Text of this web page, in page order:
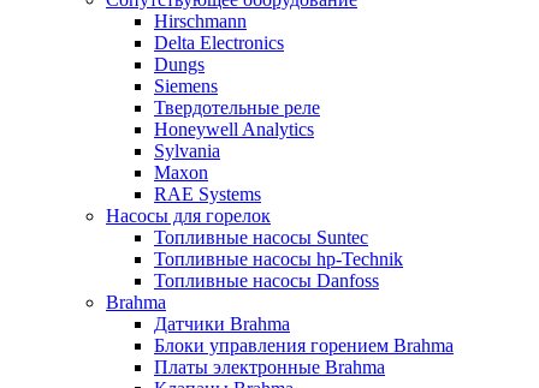
Hirschmann
Delta Electronics
Dungs
Siemens
Твердотельные реле
Honeywell Analytics
Sylvania
Maxon
RAE Systems
Насосы для горелок
Топливные насосы Suntec
Топливные насосы hp-Technik
Топливные насосы Danfoss
Brahma
Датчики Brahma
Блоки управления горением Brahma
Платы электронные Brahma